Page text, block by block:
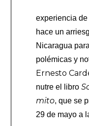
experiencia
hace un
Nicaragua
polémicas y
Ernesto
nutre el libro
mito, que se
29 de mayo a